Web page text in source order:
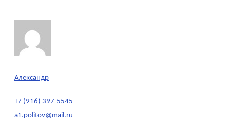
Александр
+7 (916) 397-5545
a1.politov@mail.ru